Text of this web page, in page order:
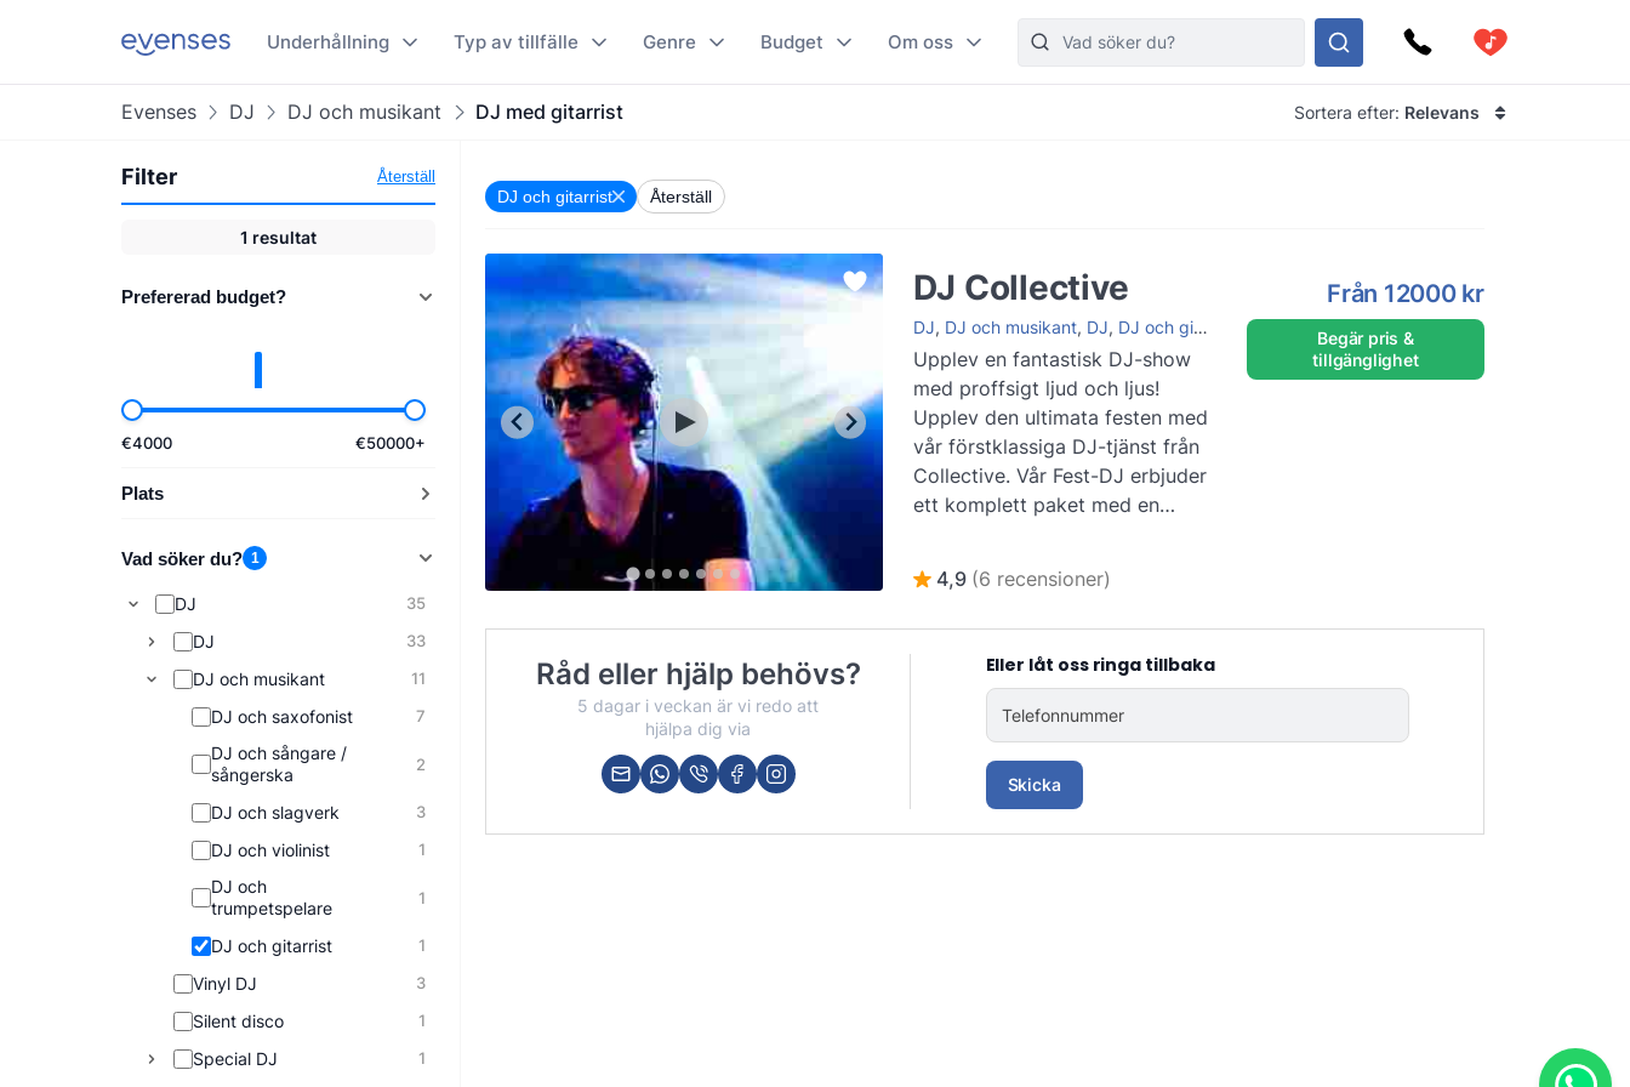
Underhållning Typ av tillfälle Genre Budget Om oss
Evenses DJ DJ och musikant DJ med gitarrist Sortera efter: Relevans
Filter Återställ
1 resultat
Prefererad budget?
€4000 €50000+
Plats
Vad söker du? 1
DJ 35
DJ 33
DJ och musikant 11
DJ och saxofonist 7
DJ och sångare /
sångerska
2
DJ och slagverk 3
DJ och violinist 1
DJ och
trumpetspelare
1
DJ och gitarrist 1
Vinyl DJ 3
Silent disco 1
Special DJ 1
DJ och gitarrist Återställ
DJ Collective
DJ, DJ och musikant, DJ, DJ och gitarrist ,DJ och saxofonist DJ och violinist
Upplev en fantastisk DJ-show
med proffsigt ljud och ljus!
Upplev den ultimata festen med
vår förstklassiga DJ-tjänst från
Collective. Vår Fest-DJ erbjuder
ett komplett paket med en
4,9 (6 recensioner)
Från 12000 kr
Begär pris &
tillgänglighet
Råd eller hjälp behövs?
5 dagar i veckan är vi redo att
hjälpa dig via
Eller låt oss ringa tillbaka
Telefonnummer
Skicka